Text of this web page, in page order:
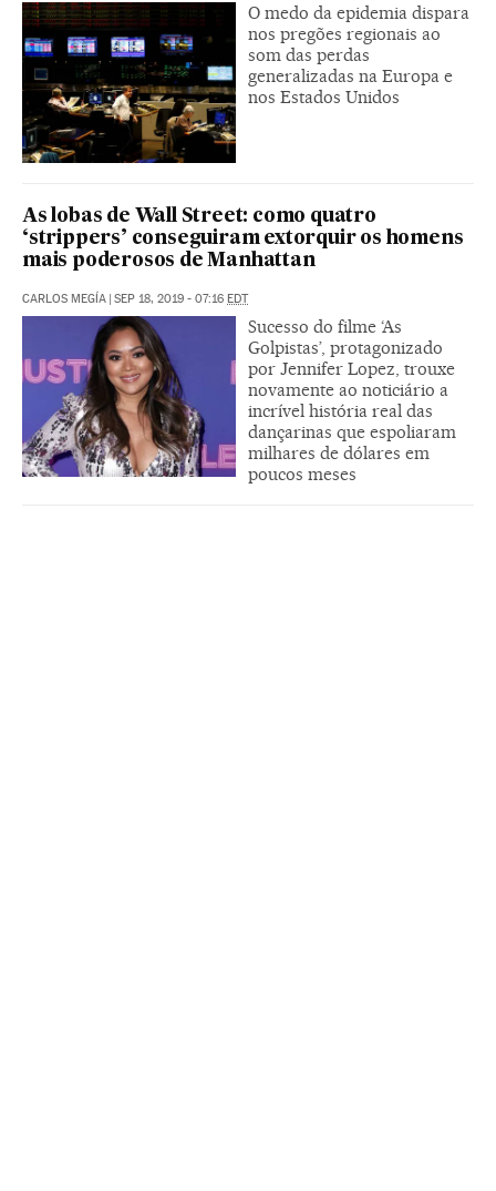
O medo da epidemia dispara
nos pregões regionais ao
som das perdas
generalizadas na Europa e
nos Estados Unidos
As lobas de Wall Street: como quatro
‘strippers’ conseguiram extorquir os homens
mais poderosos de Manhattan
CARLOS MEGÍA | SEP 18, 2019 - 07:16 EDT
Sucesso do filme ‘As
Golpistas’, protagonizado
por Jennifer Lopez, trouxe
novamente ao noticiário a
incrível história real das
dançarinas que espoliaram
milhares de dólares em
poucos meses